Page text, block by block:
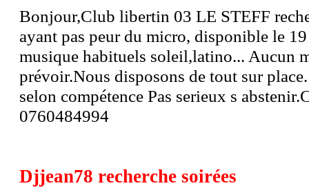
Bonjour,Club libertin 03 LE STEFF
ayant pas peur du micro, disponible le
musique habituels soleil,latino... Aucun
prévoir.Nous disposons de tout sur
selon compétence Pas serieux s
0760484994
Djjean78 recherche soirées